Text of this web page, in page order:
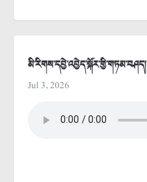
མི་རིགས་དབྱེ་འབྱེད་སྐོར་གྱི་གཏམ་བཤད།
Jul 3, 2026